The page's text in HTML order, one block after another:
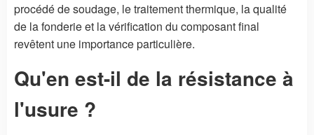
procédé de soudage, le traitement thermique, la qualité
de la fonderie et la vérification du composant final
revêtent une importance particulière.
Qu'en est-il de la résistance à
l'usure ?